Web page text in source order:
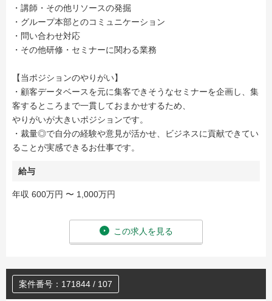
・講師・その他リソースの発掘
・グループ本部とのコミュニケーション
・問い合わせ対応
・その他研修・セミナーに関わる業務
【当ポジションのやりがい】
・顧客データベースを元に集客できそうなセミナーを企画し、集
客するところまで一貫しておまかせするため、
やりがいが大きいポジションです。
・裁量◎で自分の経験や意見が活かせ、ビジネスに貢献できてい
ることが実感できるお仕事です。
給与
年収 600万円 〜 1,000万円
この求人を見る
案件番号：171844 / 107